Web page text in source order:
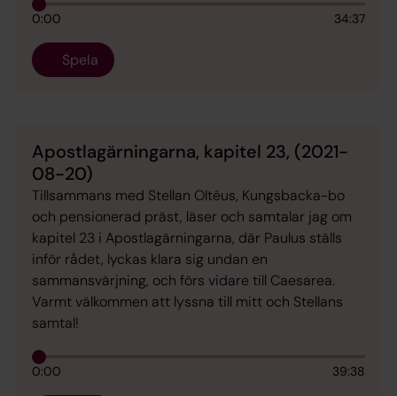
0:00 34:37
Spela
Apostlagärningarna, kapitel 23, (2021-
08-20)
Tillsammans med Stellan Oltéus, Kungsbacka-bo
och pensionerad präst, läser och samtalar jag om
kapitel 23 i Apostlagärningarna, där Paulus ställs
inför rådet, lyckas klara sig undan en
sammansvärjning, och förs vidare till Caesarea.
Varmt välkommen att lyssna till mitt och Stellans
samtal!
0:00 39:38